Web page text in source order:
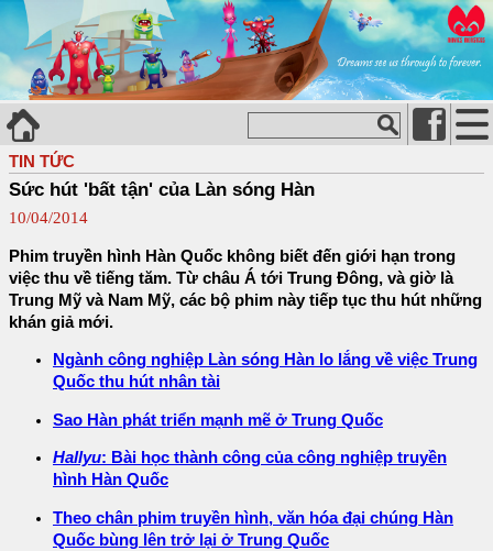
TIN TỨC
Sức hút 'bất tận' của Làn sóng Hàn
10/04/2014
Phim truyền hình Hàn Quốc không biết đến giới hạn trong
việc thu về tiếng tăm. Từ châu Á tới Trung Đông, và giờ là
Trung Mỹ và Nam Mỹ, các bộ phim này tiếp tục thu hút những
khán giả mới.
Ngành công nghiệp Làn sóng Hàn lo lắng về việc Trung
Quốc thu hút nhân tài
Sao Hàn phát triển mạnh mẽ ở Trung Quốc
Hallyu: Bài học thành công của công nghiệp truyền
hình Hàn Quốc
Theo chân phim truyền hình, văn hóa đại chúng Hàn
Quốc bùng lên trở lại ở Trung Quốc